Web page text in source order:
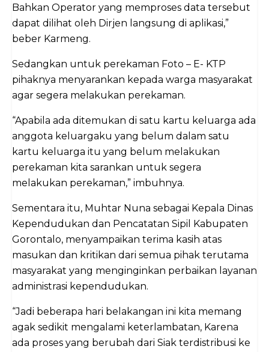
Bahkan Operator yang memproses data tersebut
dapat dilihat oleh Dirjen langsung di aplikasi,”
beber Karmeng.
Sedangkan untuk perekaman Foto – E- KTP
pihaknya menyarankan kepada warga masyarakat
agar segera melakukan perekaman.
“Apabila ada ditemukan di satu kartu keluarga ada
anggota keluargaku yang belum dalam satu
kartu keluarga itu yang belum melakukan
perekaman kita sarankan untuk segera
melakukan perekaman,” imbuhnya.
Sementara itu, Muhtar Nuna sebagai Kepala Dinas
Kependudukan dan Pencatatan Sipil Kabupaten
Gorontalo, menyampaikan terima kasih atas
masukan dan kritikan dari semua pihak terutama
masyarakat yang menginginkan perbaikan layanan
administrasi kependudukan.
“Jadi beberapa hari belakangan ini kita memang
agak sedikit mengalami keterlambatan, Karena
ada proses yang berubah dari Siak terdistribusi ke